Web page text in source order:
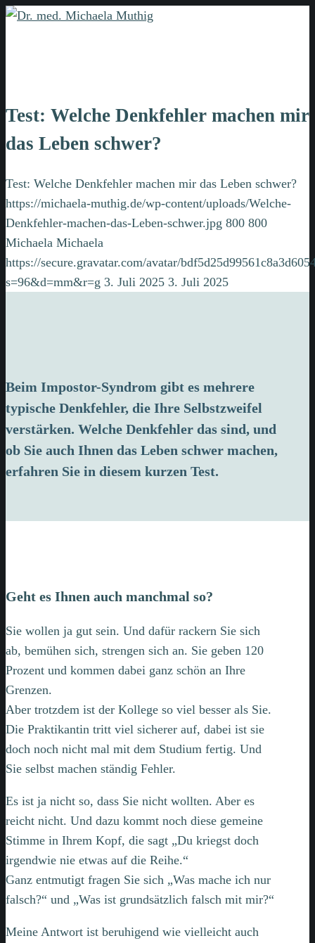
Test: Welche Denkfehler machen mir
das Leben schwer?
Test: Welche Denkfehler machen mir das Leben schwer?
https://michaela-muthig.de/wp-content/uploads/Welche-
Denkfehler-machen-das-Leben-schwer.jpg 800 800
Michaela Michaela
https://secure.gravatar.com/avatar/
s=96&d=mm&r=g 3. Juli 2025 3. Juli 2025
Beim Impostor-Syndrom gibt es mehrere
typische Denkfehler, die Ihre Selbstzweifel
verstärken. Welche Denkfehler das sind, und
ob Sie auch Ihnen das Leben schwer machen,
erfahren Sie in diesem kurzen Test.
Geht es Ihnen auch manchmal so?
Sie wollen ja gut sein. Und dafür rackern Sie sich
ab, bemühen sich, strengen sich an. Sie geben 120
Prozent und kommen dabei ganz schön an Ihre
Grenzen.
Aber trotzdem ist der Kollege so viel besser als Sie.
Die Praktikantin tritt viel sicherer auf, dabei ist sie
doch noch nicht mal mit dem Studium fertig. Und
Sie selbst machen ständig Fehler.
Es ist ja nicht so, dass Sie nicht wollten. Aber es
reicht nicht. Und dazu kommt noch diese gemeine
Stimme in Ihrem Kopf, die sagt „Du kriegst doch
irgendwie nie etwas auf die Reihe.“
Ganz entmutigt fragen Sie sich „Was mache ich nur
falsch?“ und „Was ist grundsätzlich falsch mit mir?“
Meine Antwort ist beruhigend wie vielleicht auch